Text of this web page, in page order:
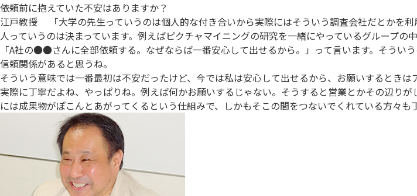
――依頼前に抱えていた不安はありますか？
江戸教授 「大学の先生っていうのは個人的な付き合いから実際にはそういう調査会社だとかを
人っていうのは決まっています。例えばピクチャマイニングの研究を一緒にやっているグループ
「A社の●●さんに全部依頼する。なぜならば一番安心して出せるから。」って言います。そうい
信頼関係があると思うね。
そういう意味では一番最初は不安だったけど、今では私は安心して出せるから、お願いするときは
実際に丁寧だよね、やっぱりね。例えば何かお願いするじゃない。そうすると営業とかその辺り
には成果物がぽこんとあがってくるという仕組みで、しかもそこの間をつないでくれている方々